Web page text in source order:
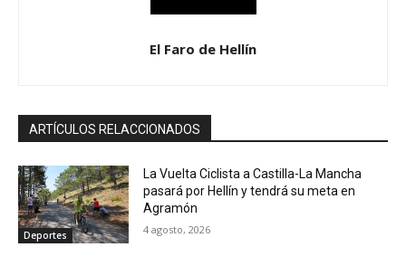
El Faro de Hellín
ARTÍCULOS RELACCIONADOS
Deportes
La Vuelta Ciclista a Castilla-La Mancha
pasará por Hellín y tendrá su meta en
Agramón
4 agosto, 2026